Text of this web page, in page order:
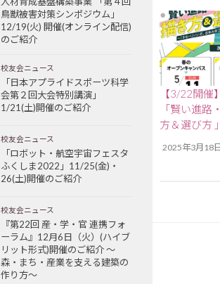
【3/22開催
「賢い進路
方＆選び方
2025年3月18
鳥獣被害対策シンポジウム」
12/19(火) 開催(オンライン配信)
のご紹介
校友会ニュース
「日本アプライドスポーツ科学
会第２回大会特別講演」
1/21(土)開催のご紹介
校友会ニュース
「ロボット・航空宇宙フェスタ
ふくしま2022」11/25(金)・
26(土)開催のご紹介
校友会ニュース
『第22回 産・学・官 連携フォ
ーラム』12月6日（火）(ハイブ
リット形式)開催のご紹介 ～
森・まち・産業を支える建築の
作り方～